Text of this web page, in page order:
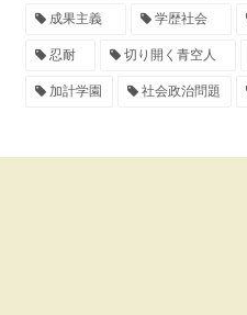
成果主義 学歴社会
忍耐 切り開く青空人
加計学園 社会政治問題